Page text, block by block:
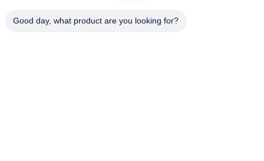
Good day, what product are you looking for?